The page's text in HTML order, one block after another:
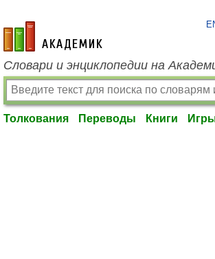
academic.ru
Словари и энциклопедии на
Толкования Переводы Книги